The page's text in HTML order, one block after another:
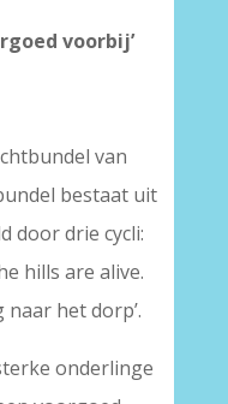
voorbij’
van
bestaat uit
door drie cycli:
hills are alive.
naar het dorp’.
onderlinge